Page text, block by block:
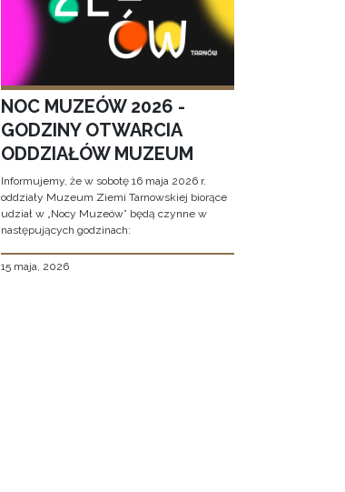
NOC MUZEÓW 2026 -
GODZINY OTWARCIA
ODDZIAŁÓW MUZEUM
Informujemy, że w sobotę 16 maja 2026 r.
oddziały Muzeum Ziemi Tarnowskiej biorące
udział w „Nocy Muzeów” będą czynne w
następujących godzinach:
15 maja, 2026